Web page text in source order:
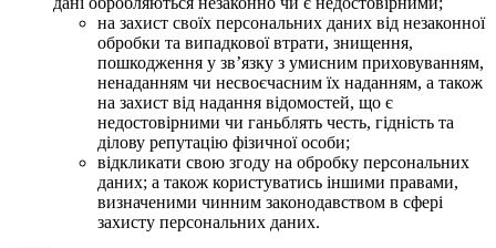
на захист своїх персональних даних від незаконної
обробки та випадкової втрати, знищення,
пошкодження у зв’язку з умисним приховуванням,
ненаданням чи несвоєчасним їх наданням, а також
на захист від надання відомостей, що є
недостовірними чи ганьблять честь, гідність та
ділову репутацію фізичної особи;
відкликати свою згоду на обробку персональних
даних; а також користуватись іншими правами,
визначеними чинним законодавством в сфері
захисту персональних даних.